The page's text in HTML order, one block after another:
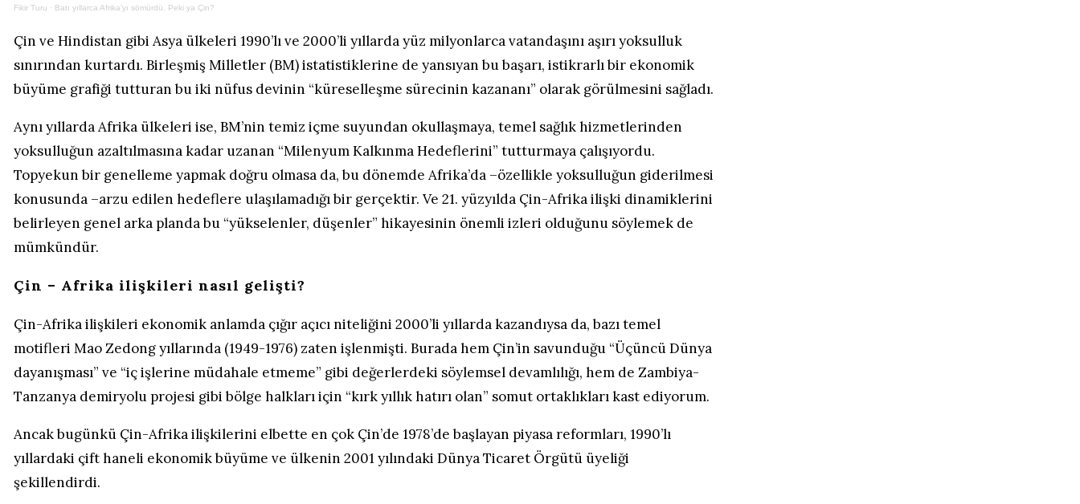
Fikir Turu · Batı yıllarca Afrika’yı sömürdü. Peki ya Çin?
Çin ve Hindistan gibi Asya ülkeleri 1990’lı ve 2000’li yıllarda yüz milyonlarca vatandaşını aşırı yoksulluk
sınırından kurtardı. Birleşmiş Milletler (BM) istatistiklerine de yansıyan bu başarı, istikrarlı bir ekonomik
büyüme grafiği tutturan bu iki nüfus devinin “küreselleşme sürecinin kazananı” olarak görülmesini sağladı.
Aynı yıllarda Afrika ülkeleri ise, BM’nin temiz içme suyundan okullaşmaya, temel sağlık hizmetlerinden
yoksulluğun azaltılmasına kadar uzanan “Milenyum Kalkınma Hedeflerini” tutturmaya çalışıyordu.
Topyekun bir genelleme yapmak doğru olmasa da, bu dönemde Afrika’da –özellikle yoksulluğun giderilmesi
konusunda –arzu edilen hedeflere ulaşılamadığı bir gerçektir. Ve 21. yüzyılda Çin-Afrika ilişki dinamiklerini
belirleyen genel arka planda bu “yükselenler, düşenler” hikayesinin önemli izleri olduğunu söylemek de
mümkündür.
Çin – Afrika ilişkileri nasıl gelişti?
Çin-Afrika ilişkileri ekonomik anlamda çığır açıcı niteliğini 2000’li yıllarda kazandıysa da, bazı temel
motifleri Mao Zedong yıllarında (1949-1976) zaten işlenmişti. Burada hem Çin’in savunduğu “Üçüncü Dünya
dayanışması” ve “iç işlerine müdahale etmeme” gibi değerlerdeki söylemsel devamlılığı, hem de Zambiya-
Tanzanya demiryolu projesi gibi bölge halkları için “kırk yıllık hatırı olan” somut ortaklıkları kast ediyorum.
Ancak bugünkü Çin-Afrika ilişkilerini elbette en çok Çin’de 1978’de başlayan piyasa reformları, 1990’lı
yıllardaki çift haneli ekonomik büyüme ve ülkenin 2001 yılındaki Dünya Ticaret Örgütü üyeliği
şekillendirdi.